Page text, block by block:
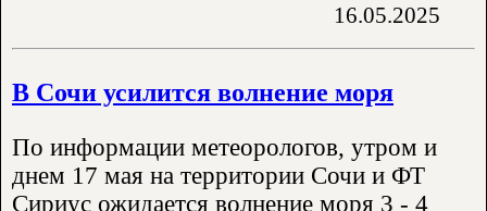
16.05.2025
В Сочи усилится волнение моря
По информации метеорологов, утром и
днем 17 мая на территории Сочи и ФТ
Сириус ожидается волнение моря 3 - 4